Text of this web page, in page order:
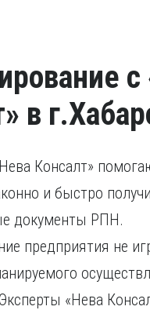
с
в
Консалт»
и быстро
документы РПН.
предприятия не
«Нева